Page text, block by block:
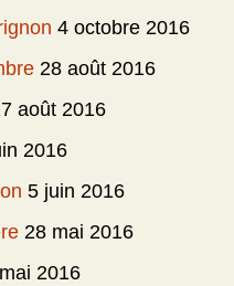
4 octobre 2016
28 août 2016
août 2016
2016
5 juin 2016
28 mai 2016
2016